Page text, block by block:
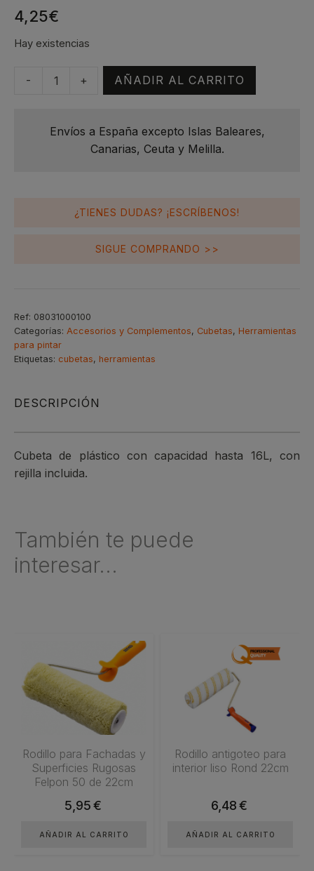
4,25€
Hay existencias
-
Cubeta
16L
pintar
+ AÑADIR AL CARRITO
Envíos a España excepto Islas Baleares,
Canarias, Ceuta y Melilla.
¿TIENES DUDAS? ¡ESCRÍBENOS!
SIGUE COMPRANDO >>
Ref: 08031000100
Categorías: Accesorios y Complementos, Cubetas, Herramientas
para pintar
Etiquetas: cubetas, herramientas
DESCRIPCIÓN
Cubeta de plástico con capacidad hasta 16L, con
rejilla incluida.
También te puede
interesar...
Rodillo para Fachadas y
Superficies Rugosas
Felpon 50 de 22cm
5,95€
AÑADIR AL CARRITO
Rodillo antigoteo para
interior liso Rond 22cm
6,48€
AÑADIR AL CARRITO